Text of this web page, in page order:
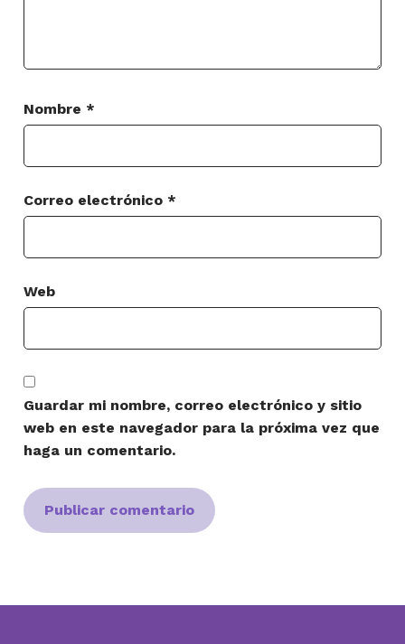
Nombre *
Correo electrónico *
Web
Guardar mi nombre, correo electrónico y sitio
web en este navegador para la próxima vez que
haga un comentario.